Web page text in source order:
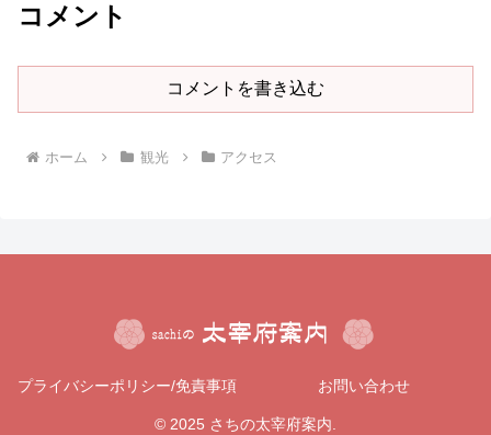
コメント
コメントを書き込む
ホーム 観光 アクセス
プライバシーポリシー/免責事項 お問い合わせ
© 2025 さちの太宰府案内.